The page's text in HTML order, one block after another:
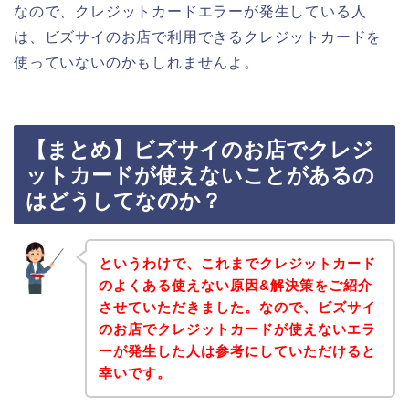
なので、クレジットカードエラーが発生している人
は、ビズサイのお店で利用できるクレジットカードを
使っていないのかもしれませんよ。
【まとめ】ビズサイのお店でクレジ
ットカードが使えないことがあるの
はどうしてなのか？
というわけで、これまでクレジットカード
のよくある使えない原因&解決策をご紹介
させていただきました。なので、ビズサイ
のお店でクレジットカードが使えないエラ
ーが発生した人は参考にしていただけると
幸いです。